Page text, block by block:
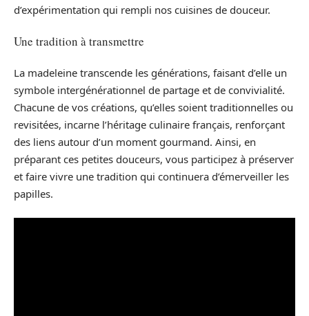
d’expérimentation qui rempli nos cuisines de douceur.
Une tradition à transmettre
La madeleine transcende les générations, faisant d’elle un
symbole intergénérationnel de partage et de convivialité.
Chacune de vos créations, qu’elles soient traditionnelles ou
revisitées, incarne l’héritage culinaire français, renforçant
des liens autour d’un moment gourmand. Ainsi, en
préparant ces petites douceurs, vous participez à préserver
et faire vivre une tradition qui continuera d’émerveiller les
papilles.